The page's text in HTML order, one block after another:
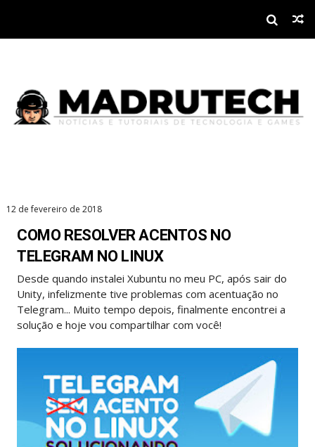
12 de fevereiro de 2018
COMO RESOLVER ACENTOS NO
TELEGRAM NO LINUX
Desde quando instalei Xubuntu no meu PC, após sair do
Unity, infelizmente tive problemas com acentuação no
Telegram... Muito tempo depois, finalmente encontrei a
solução e hoje vou compartilhar com você!